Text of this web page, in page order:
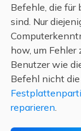
Befehle, die für
sind. Nur
how, um Fehler
Benutzer wie
Befehl nicht
reparieren